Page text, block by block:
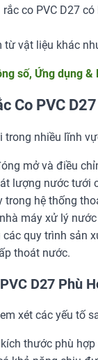
rắc co PVC D27
vật liệu khác
số, Ứng dụng &
Co PVC D27
trong nhiều lĩnh
mở và điều
lượng nước tưới
trong hệ thống
máy xử lý
các quy trình sản
thoát nước.
D27 Phù
xét các yếu tố
thước phù